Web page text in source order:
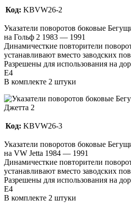
Код: KBVW26-2
Указатели поворотов боковые
на Гольф 2 1983 — 1991
Динамичесткие повторители
устанавливают вместо заводских
Разрешены для использования на
E4
В комплекте 2 штуки
Код: KBVW26-3
Указатели поворотов боковые
на VW Jetta 1984 — 1991
Динамичесткие повторители
устанавливают вместо заводских
Разрешены для использования на
E4
В комплекте 2 штуки